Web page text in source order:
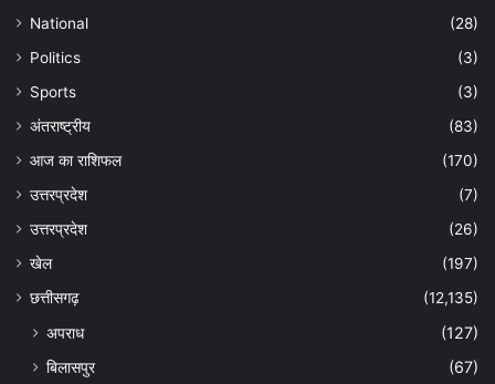
National
(28)
Politics
(3)
Sports
(3)
अंतराष्ट्रीय
(83)
आज का राशिफल
(170)
उत्तरप्रदेश
(7)
उत्तरप्रदेश
(26)
खेल
(197)
छत्तीसगढ़
(12,135)
अपराध
(127)
बिलासपुर
(67)